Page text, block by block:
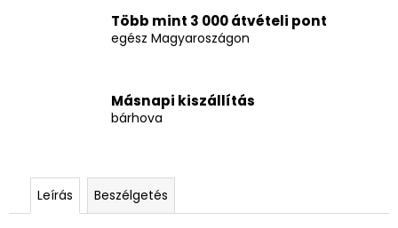
Több mint 3 000 átvételi pont
egész Magyaroszágon
Másnapi kiszállítás
bárhova
Leírás Beszélgetés